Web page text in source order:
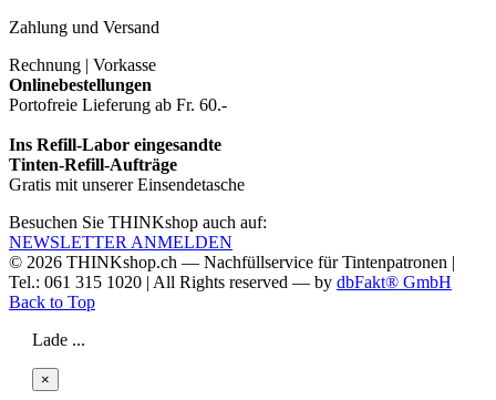
Zahlung und Versand
Rechnung | Vorkasse
Onlinebestellungen
Portofreie Lieferung ab Fr. 60.-
Ins Refill-Labor eingesandte
Tinten-Refill-Aufträge
Gratis mit unserer Einsendetasche
Besuchen Sie THINKshop auch auf:
NEWSLETTER ANMELDEN
© 2026 THINKshop.ch — Nachfüllservice fürTintenpatronen |
Tel.: 061 315 1020 | All Rights reserved — by dbFakt® GmbH
Back to Top
Lade ...
×